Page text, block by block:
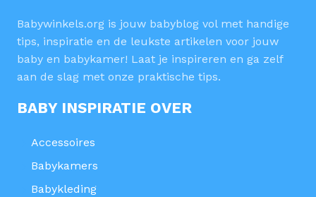
Babywinkels.org is jouw babyblog vol met handige
tips, inspiratie en de leukste artikelen voor jouw
baby en babykamer! Laat je inspireren en ga zelf
aan de slag met onze praktische tips.
BABY INSPIRATIE OVER
Accessoires
Babykamers
Babykleding